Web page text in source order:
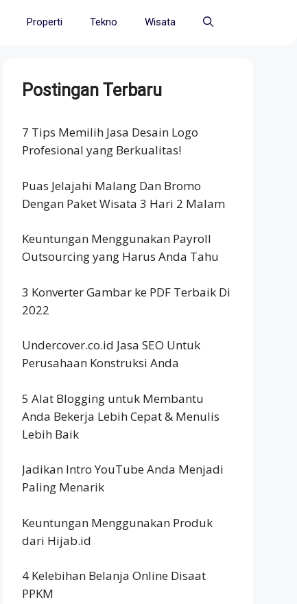
Properti Tekno Wisata
Postingan Terbaru
7 Tips Memilih Jasa Desain Logo
Profesional yang Berkualitas!
Puas Jelajahi Malang Dan Bromo
Dengan Paket Wisata 3 Hari 2 Malam
Keuntungan Menggunakan Payroll
Outsourcing yang Harus Anda Tahu
3 Konverter Gambar ke PDF Terbaik Di
2022
Undercover.co.id Jasa SEO Untuk
Perusahaan Konstruksi Anda
5 Alat Blogging untuk Membantu
Anda Bekerja Lebih Cepat & Menulis
Lebih Baik
Jadikan Intro YouTube Anda Menjadi
Paling Menarik
Keuntungan Menggunakan Produk
dari Hijab.id
4 Kelebihan Belanja Online Disaat
PPKM